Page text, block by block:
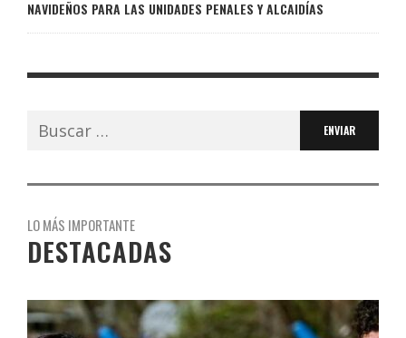
NAVIDEÑOS PARA LAS UNIDADES PENALES Y ALCAIDÍAS
Buscar:
LO MÁS IMPORTANTE
DESTACADAS